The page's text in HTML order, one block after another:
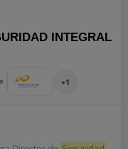
INTEGRAL
+1